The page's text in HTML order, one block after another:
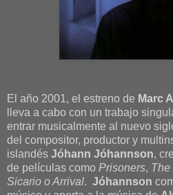
El año 2001, el estreno de Marc
lleva a cabo con un trabajo
entrar musicalmente al nuevo
del compositor, productor y
islandés Jóhann Jóhannson,
de películas como Prisoners, The
Sicario o Arrival. Jóhannson